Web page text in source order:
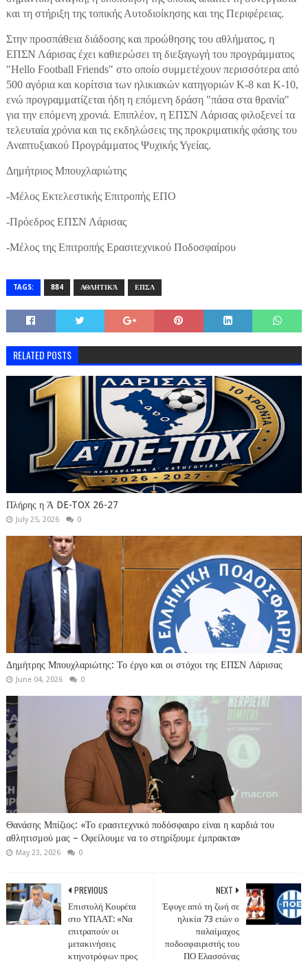
και τη στήριξη της τοπικής Αυτοδιοίκησης και της Περιφέρειας.
Στην προσπάθεια διάδοσης και προώθησης του αθλήματος, η
ΕΠΣΝ Λάρισας έχει καθιερώσει τη διεξαγωγή του προγράμματος
"Hello Football Friends" στο οποίο συμμετέχουν περισσότερα από
500 αγόρια και κορίτσια των ηλικιακών κατηγοριών Κ-8 και Κ-10,
ενώ προγραμματίζεται ήδη η επόμενη δράση "πάσα στα θρανία"
για την επόμενη χρονιά. Επιπλέον, η ΕΠΣΝ Λάρισας φιλοξενεί τα
τελευταία χρόνια και τις εκδηλώσεις της προκριματικής φάσης του
Αναπτυξιακού Προγράμματος Ψυχικής Υγείας.
Δημήτριος Μπουχλαριώτης
-Μέλος Εκτελεστικής Επιτροπής ΕΠΟ
-Πρόεδρος ΕΠΣΝ Λάρισας
-Μέλος της Επιτροπής Ερασιτεχνικού Ποδοσφαίρου
TAGS: 884 ΑΘΛΗΤΙΚΆ ΕΠΣΛ
RELATED POSTS
Πλήρης η Ά DE-TOX 26-27
July 25, 2026 0
Δημήτρης Μπουχλαριώτης: Το έργο και οι στόχοι της ΕΠΣΝ Λάρισας
June 04, 2026 0
Θανάσης Μπίζιος: «Το ερασιτεχνικό ποδόσφαιρο είναι η καρδιά του
αθλητισμού μας – Οφείλουμε να το στηρίξουμε έμπρακτα»
May 23, 2026 0
NEXT
Έφυγε από τη ζωή σε
ηλικία 73 ετών ο
παλαίμαχος
ποδοσφαιριστής του
ΠΟ Ελασσόνας
PREVIOUS
Επιστολή Κουρέτα
στο ΥΠΑΑΤ: «Να
επιτραπούν οι
μετακινήσεις
κτηνοτρόφων προς